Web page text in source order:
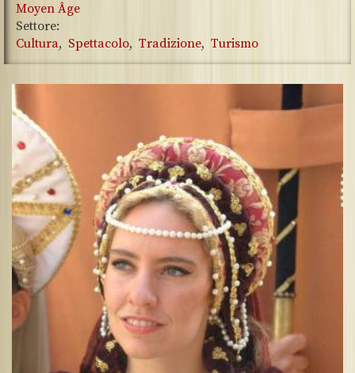
Moyen Âge
Settore:
Cultura
Spettacolo Tradizione Turismo